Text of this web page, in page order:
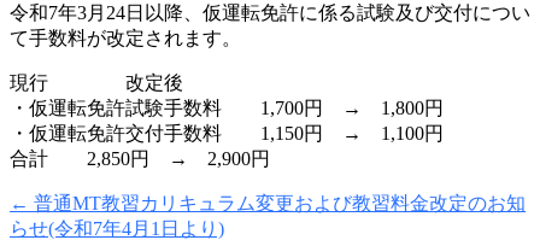
令和7年3月24日以降、仮運転免許に係る試験及び交付につい
て手数料が改定されます。
現行 改定後
・仮運転免許試験手数料 1,700円 → 1,800円
・仮運転免許交付手数料 1,150円 → 1,100円
合計 2,850円 → 2,900円
← 普通MT教習カリキュラム変更および教習料金改定のお知
らせ(令和7年4月1日より)